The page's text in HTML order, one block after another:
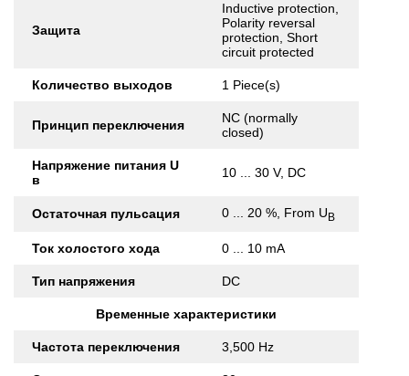
Защита
Inductive protection,
Polarity reversal
protection, Short
circuit protected
Количество выходов 1 Piece(s)
Принцип переключения
NC (normally
closed)
Напряжение питания U
в
10 ... 30 V, DC
Остаточная пульсация 0 ... 20 %, From UB
Ток холостого хода 0 ... 10 mA
Тип напряжения DC
Временные характеристики
Частота переключения 3,500 Hz